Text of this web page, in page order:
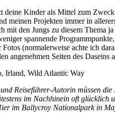
deine Kinder als Mittel zum
meinen Projekten immer in
mit den Jungs zu diesem Thema
spannende
(normalerweise achte ich
angenehmen Seiten des
Reiseführer-Autorin müssen
im Nachhinein oft
im Ballycroy Nationalpark in